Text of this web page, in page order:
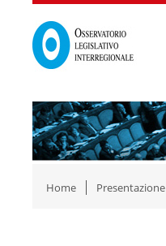
Home Presentazione